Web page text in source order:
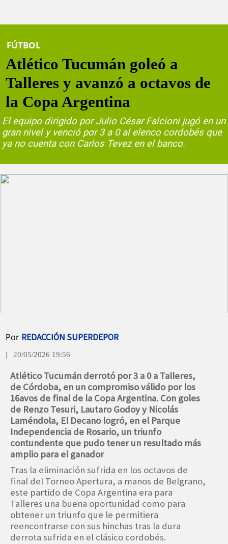
FÚTBOL
Atlético Tucumán goleó a
Talleres y avanzó a octavos de
la Copa Argentina
El equipo dirigido por Julio César Falcioni jugó en un
gran nivel y venció por 3 a 0 al elenco cordobés que
ya no cuenta con Carlos Tevez en el banco.
Por REDACCIÓN SUPERDEPOR
| 20/05/2026 19:56
Atlético Tucumán derrotó por 3 a 0 a Talleres,
de Córdoba, en un compromiso válido por los
16avos de final de la Copa Argentina. Con goles
de Renzo Tesuri, Lautaro Godoy y Nicolás
Laméndola, El Decano logró, en el Parque
Independencia de Rosario, un triunfo
contundente que pudo tener un resultado más
amplio para el ganador
Tras la eliminación sufrida en los octavos de
final del Torneo Apertura, a manos de Belgrano,
este partido de Copa Argentina era para
Talleres una buena oportunidad como para
obtener un triunfo que le permitiera
reencontrarse con sus hinchas tras la dura
derrota sufrida en el clásico cordobés.